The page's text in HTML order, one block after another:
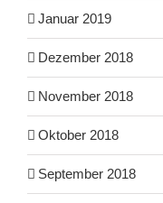
Januar 2019
Dezember 2018
November 2018
Oktober 2018
September 2018